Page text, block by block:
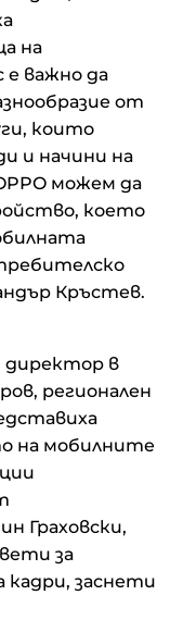
на
е важно да
от
които
и начини на
можем да
което
Кръстев.
директор в
регионален
на мобилните
Граховски,
за
заснети